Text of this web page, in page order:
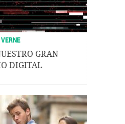
VERNE
GRAN
DIGITAL